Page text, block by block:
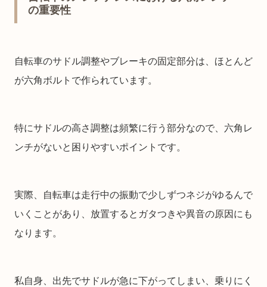
の重要性
自転車のサドル調整やブレーキの固定部分は、ほとんど
が六角ボルトで作られています。
特にサドルの高さ調整は頻繁に行う部分なので、六角レ
ンチがないと困りやすいポイントです。
実際、自転車は走行中の振動で少しずつネジがゆるんで
いくことがあり、放置するとガタつきや異音の原因にも
なります。
私自身、出先でサドルが急に下がってしまい、乗りにく